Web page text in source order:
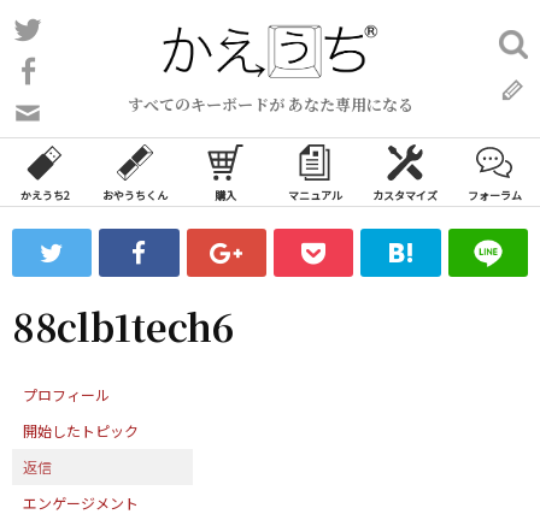
コ
ン
ン
ツ
ス
ッ
すべてのキーボードが あなた専用になる
い
合
わ
フ
ォ
ム
検
索:
かえうち2 おやうちくん 購入 マニュアル カスタマイズ フォーラム
88clb1tech6
プロフィール
開始したトピック
返信
エンゲージメント